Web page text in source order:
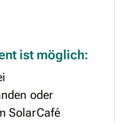
ist möglich:
oder
SolarCafé